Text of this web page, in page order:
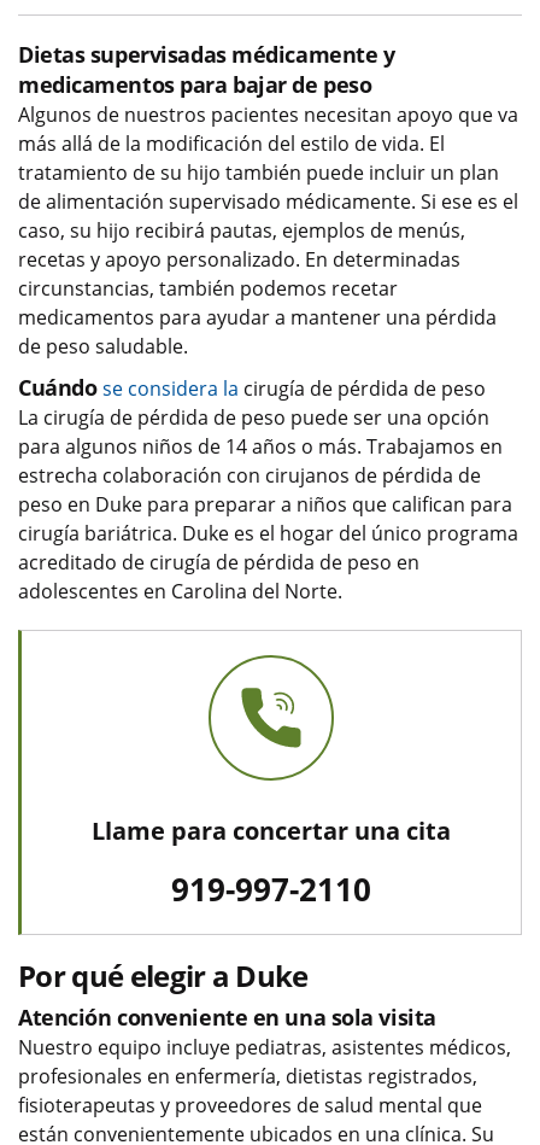
Dietas supervisadas médicamente y
medicamentos para bajar de peso
Algunos de nuestros pacientes necesitan apoyo que va
más allá de la modificación del estilo de vida. El
tratamiento de su hijo también puede incluir un plan
de alimentación supervisado médicamente. Si ese es el
caso, su hijo recibirá pautas, ejemplos de menús,
recetas y apoyo personalizado. En determinadas
circunstancias, también podemos recetar
medicamentos para ayudar a mantener una pérdida
de peso saludable.
Cuándose considera la cirugía de pérdida de peso
La cirugía de pérdida de peso puede ser una opción
para algunos niños de 14 años o más. Trabajamos en
estrecha colaboración con cirujanos de pérdida de
peso en Duke para preparar a niños que califican para
cirugía bariátrica. Duke es el hogar del único programa
acreditado de cirugía de pérdida de peso en
adolescentes en Carolina del Norte.
Llame para concertar una cita
919-997-2110
Por qué elegir a Duke
Atención conveniente en una sola visita
Nuestro equipo incluye pediatras, asistentes médicos,
profesionales en enfermería, dietistas registrados,
fisioterapeutas y proveedores de salud mental que
están convenientemente ubicados en una clínica. Su